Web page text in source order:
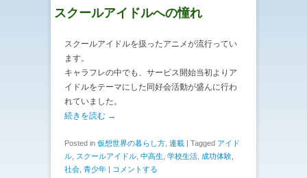
スクールアイドルへの憧れ
スクールアイドルを扱ったアニメが流行ってい
ます。
キャラフレの中でも、サービス開始当初よりア
イドルをテーマにした同好会活動が盛んに行わ
れていました。
続きを読む →
Posted in 仮想世界の暮らし方 連載 Tagged アイド
ル スクールアイドル 中高生 学校生活 成功体験
社会 青少年 コメントする